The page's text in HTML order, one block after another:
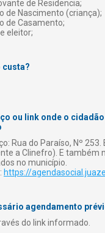
de Residencia;
de Nascimento (criança);
de Casamento;
eleitor;
custa?
ou link onde o
Rua do Paraíso, Nº
a Clinefro). E também
no município.
https://
agendamento
do link informado.